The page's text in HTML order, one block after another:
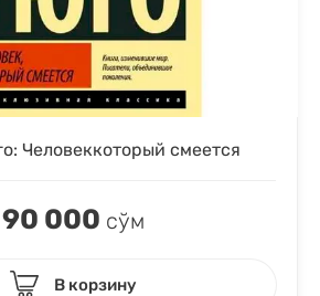
Человеккоторый смеется
90 000 сўм
В корзину